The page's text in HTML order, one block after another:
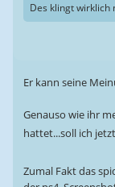
Des klingt wirklich
Er kann seine
Genauso wie ihr
hattet...soll ich
Zumal Fakt das